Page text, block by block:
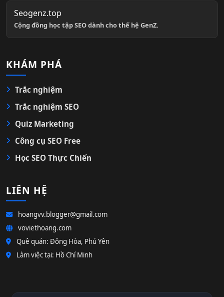
Seogenz.top
Cộng đồng học tập SEO dành cho thế hệ GenZ.
KHÁM PHÁ
Trắc nghiệm
Trắc nghiệm SEO
Quiz Marketing
Công cụ SEO Free
Học SEO Thực Chiến
LIÊN HỆ
hoangvv.blogger@gmail.com
voviethoang.com
Quê quán: Đông Hòa, Phú Yên
Làm việc tại: Hồ Chí Minh